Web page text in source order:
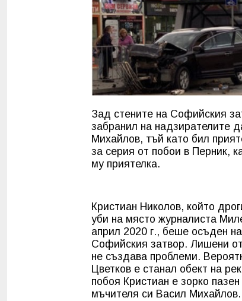
Зад стените на Софийския
забранил на надзирателите
Михайлов, тъй като бил
за серия от побои в Перник,
му приятелка.
Кристиан Николов, който
уби на място журналиста
април 2020 г., беше осъден
Софийския затвор. Лишени
не създава проблеми.
Цветков е станал обект на
побоя Кристиан е зорко
мъчителя си Васил Михайлов.